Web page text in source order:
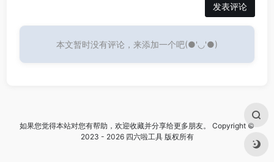
发表评论
本文暂时没有评论，来添加一个吧(●'◡'●)
如果您觉得本站对您有帮助，欢迎收藏并分享给更多朋友。 Copyright ©
2023 - 2026 四六啦工具 版权所有